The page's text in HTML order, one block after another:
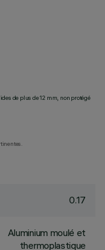
de plus de 12 mm, non protégé
0.17
Aluminium moulé et
thermoplastique